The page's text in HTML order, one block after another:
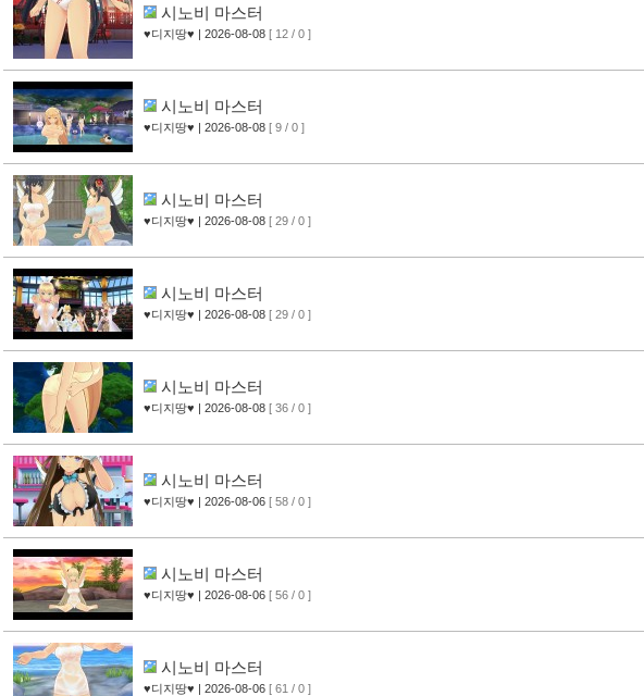
시노비 마스터
♥디지땅♥ | 2026-08-08 [ 12 / 0 ]
시노비 마스터
♥디지땅♥ | 2026-08-08 [ 9 / 0 ]
시노비 마스터
♥디지땅♥ | 2026-08-08 [ 29 / 0 ]
시노비 마스터
♥디지땅♥ | 2026-08-08 [ 29 / 0 ]
시노비 마스터
♥디지땅♥ | 2026-08-08 [ 36 / 0 ]
시노비 마스터
♥디지땅♥ | 2026-08-06 [ 58 / 0 ]
시노비 마스터
♥디지땅♥ | 2026-08-06 [ 56 / 0 ]
시노비 마스터
♥디지땅♥ | 2026-08-06 [ 61 / 0 ]